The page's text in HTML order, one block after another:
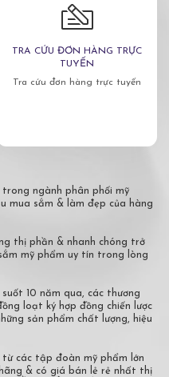
TRA CỨU ĐƠN HÀNG TRỰC
TUYẾN
Tra cứu đơn hàng trực tuyến
ngành phân phối mỹ
mua sắm & làm đẹp của hàng
thị phần & nhanh chóng trở
mỹ phẩm uy tín trong lòng
10 năm qua, các thương
loạt ký hợp đồng chiến lược
sản phẩm chất lượng, hiệu
các tập đoàn mỹ phẩm lớn
& có giá bán lẻ rẻ nhất thị